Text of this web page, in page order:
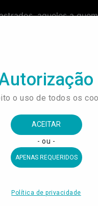
aqueles a
Contratação de empresa especializada na prestação de serviços de transporte de passageiros, destinada ao deslocamento de visitantes do Museu do Futebol, ao longo do exercício de 2026